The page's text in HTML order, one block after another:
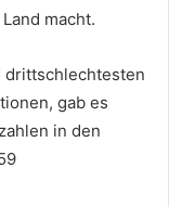
macht.
drittschlechtesten
gab es
in den